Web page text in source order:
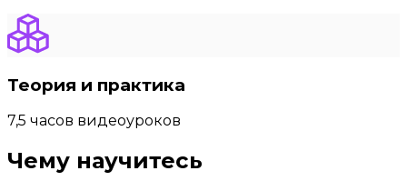
Теория и практика
7,5 часов видеоуроков
Чему научитесь